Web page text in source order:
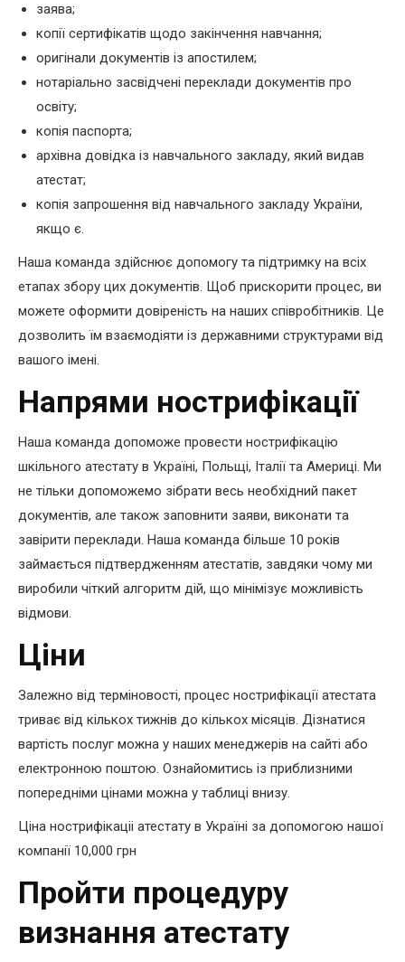
заява;
копії сертифікатів щодо закінчення навчання;
оригінали документів із апостилем;
нотаріально засвідчені переклади документів про
освіту;
копія паспорта;
архівна довідка із навчального закладу, який видав
атестат;
копія запрошення від навчального закладу України,
якщо є.
Наша команда здійснює допомогу та підтримку на всіх
етапах збору цих документів. Щоб прискорити процес, ви
можете оформити довіреність на наших співробітників. Це
дозволить їм взаємодіяти із державними структурами від
вашого імені.
Напрями нострифікації
Наша команда допоможе провести нострифікацію
шкільного атестату в Україні, Польщі, Італії та Америці. Ми
не тільки допоможемо зібрати весь необхідний пакет
документів, але також заповнити заяви, виконати та
завірити переклади. Наша команда більше 10 років
займається підтвердженням атестатів, завдяки чому ми
виробили чіткий алгоритм дій, що мінімізує можливість
відмови.
Ціни
Залежно від терміновості, процес нострифікації атестата
триває від кількох тижнів до кількох місяців. Дізнатися
вартість послуг можна у наших менеджерів на сайті або
електронною поштою. Ознайомитись із приблизними
попередніми цінами можна у таблиці внизу.
Ціна нострифікаціi атестату в Україні за допомогою нашої
компанії 10,000 грн
Пройти процедуру
визнання атестату